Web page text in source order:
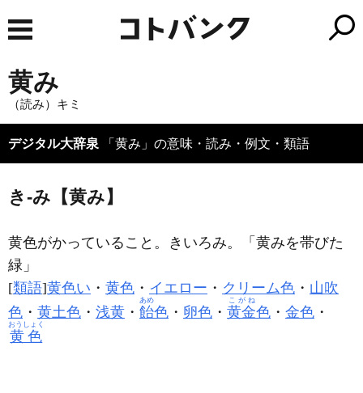
黄み
（読み）キミ
デジタル大辞泉 「黄み」の意味・読み・例文・類語
き‐み【黄み】
黄色がかっていること。きいろみ。「 黄みを帯びた
緑」
[類語]黄色い ・ 黄色 ・ イエロー ・ クリーム色 ・ 山吹
色 ・ 黄土色 ・ 浅黄 ・ 飴
あめ
色 ・ 卵色 ・ 黄金
こがね
色 ・ 金色 ・
黄色
おうしょく